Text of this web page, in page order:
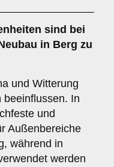
sind bei
in Berg zu
und Witterung
beeinflussen. In
und
Außenbereiche
während in
werden